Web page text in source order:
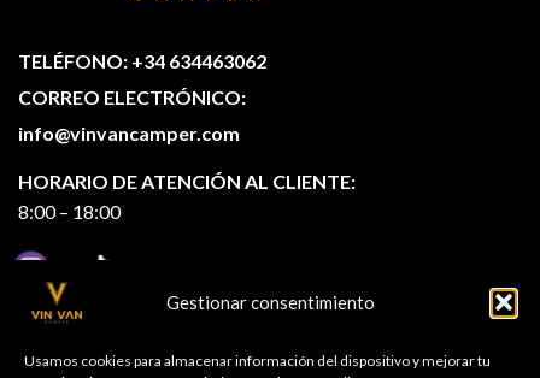
Gestionar consentimiento
Usamos cookies para almacenar información del dispositivo y mejorar tu
TELÉFONO: +34 634463062
CORREO ELECTRÓNICO:
info@vinvancamper.com
HORARIO DE ATENCIÓN AL CLIENTE:
8:00 – 18:00